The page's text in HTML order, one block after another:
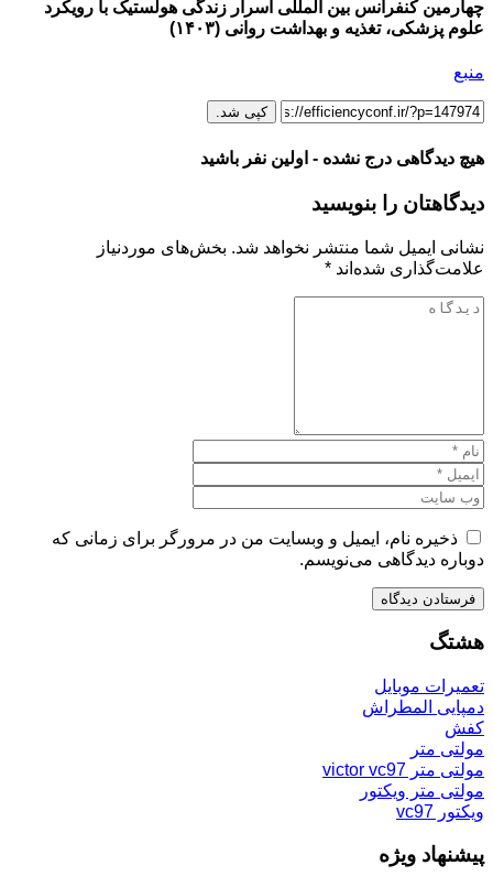
چهارمین کنفرانس بین المللی اسرار زندگی هولستیک با رویکرد
علوم پزشکی، تغذیه و بهداشت روانی (۱۴۰۳)
منبع
کپی شد.
هیچ دیدگاهی درج نشده - اولین نفر باشید
دیدگاهتان را بنویسید
نشانی ایمیل شما منتشر نخواهد شد. بخش‌های موردنیاز
علامت‌گذاری شده‌اند *
ذخیره نام، ایمیل و وبسایت من در مرورگر برای زمانی که
دوباره دیدگاهی می‌نویسم.
هشتگ
تعمیرات موبایل
دمپایی المطراش
کفش
مولتی متر
مولتی متر victor vc97
مولتی متر ویکتور
ویکتور vc97
پیشنهاد ویژه